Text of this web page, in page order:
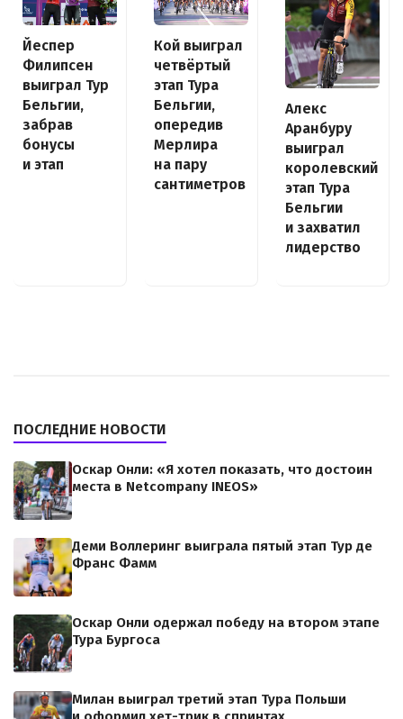
Йеспер
Филипсен
выиграл Тур
Бельгии,
забрав
бонусы
и этап
Кой выиграл
четвёртый
этап Тура
Бельгии,
опередив
Мерлира
на пару
сантиметров
Алекс
Аранбуру
выиграл
королевский
этап Тура
Бельгии
и захватил
лидерство
ПОСЛЕДНИЕ НОВОСТИ
Оскар Онли: «Я хотел показать, что достоин
места в Netcompany INEOS»
Деми Воллеринг выиграла пятый этап Тур де
Франс Фамм
Оскар Онли одержал победу на втором этапе
Тура Бургоса
Милан выиграл третий этап Тура Польши